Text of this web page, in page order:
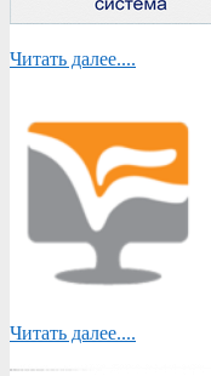
Читать далее....
Читать далее....